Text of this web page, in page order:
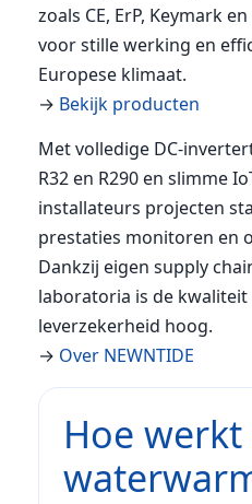
zoals CE, ErP, Keymark
voor stille werking en
Europese klimaat.
→ Bekijk producten
Met volledige DC-
R32 en R290 en slimme
installateurs projecten
prestaties monitoren en
Dankzij eigen supply
laboratoria is de
leverzekerheid hoog.
→ Over NEWNTIDE
Hoe